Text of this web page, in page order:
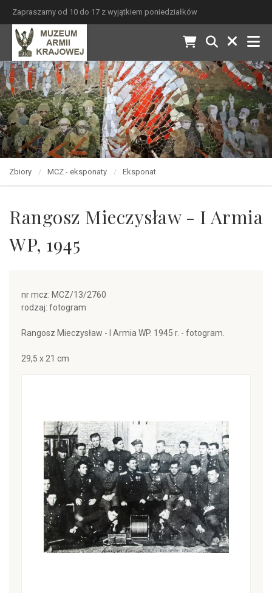
Zapraszamy od 10 do 17 z wyjątkiem poniedziałków
Zbiory MCZ - eksponaty Eksponat
Rangosz Mieczysław - I Armia
WP, 1945
nr mcz: MCZ/13/2760
rodzaj: fotogram
Rangosz Mieczysław - I Armia WP. 1945 r. - fotogram.
29,5 x 21 cm